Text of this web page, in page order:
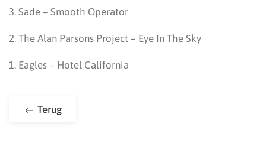
3. Sade – Smooth Operator
2. The Alan Parsons Project – Eye In The Sky
1. Eagles – Hotel California
Terug